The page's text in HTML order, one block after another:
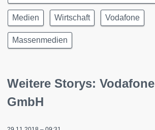
Medien Wirtschaft Vodafone
Massenmedien
Weitere Storys: Vodafone
GmbH